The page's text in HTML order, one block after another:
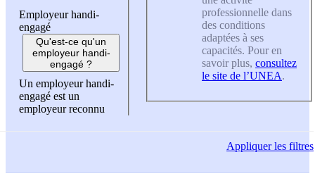
Employeur handi-
engagé
Qu'est-ce qu'un
employeur handi-
engagé ?
Un employeur handi-
engagé est un
employeur reconnu
professionnelle dans
des conditions
adaptées à ses
capacités. Pour en
savoir plus, consultez
le site de l’UNEA.
Appliquerles filtres